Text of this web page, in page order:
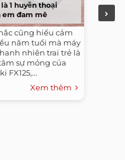
1 huyền thoại
em đam mê
cũng hiểu cảm
năm tuổi mà máy
nhiên trai trẻ là
sự mỏng của
FX125,...
Xem thêm